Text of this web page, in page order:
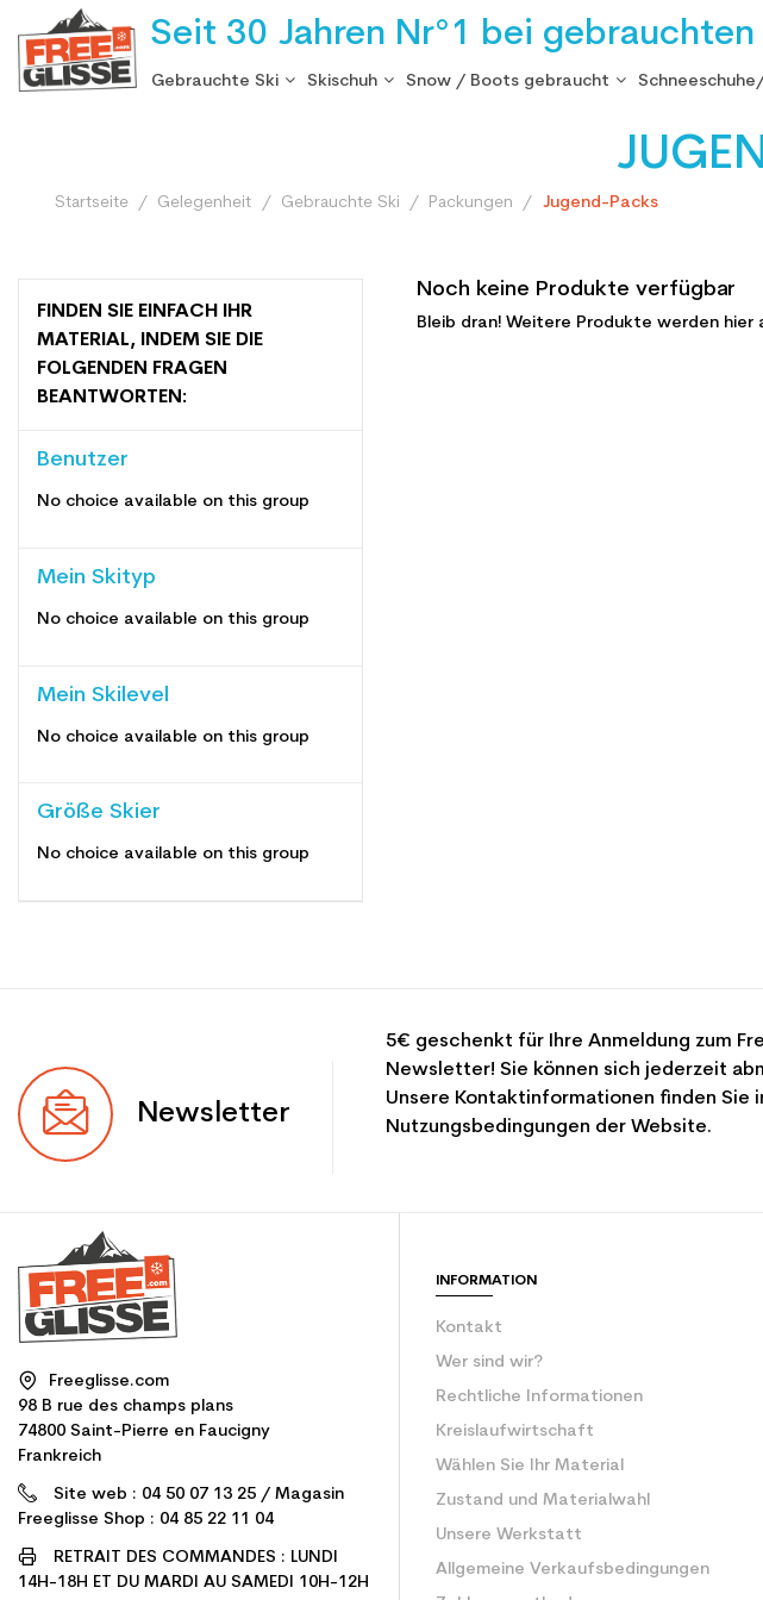
Seit 30 Jahren Nr°1 bei
Gebrauchte Ski Skischuh Snow / Boots gebraucht
Startseite Gelegenheit Gebrauchte Ski Packungen Jugend-Packs
FINDEN SIE EINFACH IHR
MATERIAL, INDEM SIE DIE
FOLGENDEN FRAGEN
BEANTWORTEN:
Benutzer
No choice available on this group
Mein Skityp
No choice available on this group
Mein Skilevel
No choice available on this group
Größe Skier
No choice available on this group
Noch keine Produkte verfügbar
Bleib dran! Weitere Produkte werden
Newsletter
5€ geschenkt für Ihre Anmeldung zum
Newsletter! Sie können sich jederzeit
Unsere Kontaktinformationen finden Sie
Nutzungsbedingungen der Website.
Freeglisse.com
98 B rue des champs plans
74800 Saint-Pierre en Faucigny
Frankreich
Site web : 04 50 07 13 25 / Magasin
Freeglisse Shop : 04 85 22 11 04
RETRAIT DES COMMANDES : LUNDI
14H-18H ET DU MARDI AU SAMEDI 10H-12H
INFORMATION
Kontakt
Wer sind wir?
Rechtliche Informationen
Kreislaufwirtschaft
Wählen Sie Ihr Material
Zustand und Materialwahl
Unsere Werkstatt
Allgemeine Verkaufsbedingungen